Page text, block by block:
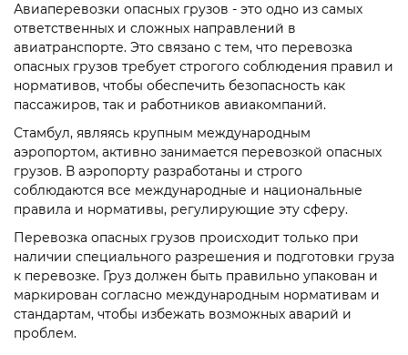
Авиаперевозки опасных грузов - это одно из самых
ответственных и сложных направлений в
авиатранспорте. Это связано с тем, что перевозка
опасных грузов требует строгого соблюдения правил и
нормативов, чтобы обеспечить безопасность как
пассажиров, так и работников авиакомпаний.
Стамбул, являясь крупным международным
аэропортом, активно занимается перевозкой опасных
грузов. В аэропорту разработаны и строго
соблюдаются все международные и национальные
правила и нормативы, регулирующие эту сферу.
Перевозка опасных грузов происходит только при
наличии специального разрешения и подготовки груза
к перевозке. Груз должен быть правильно упакован и
маркирован согласно международным нормативам и
стандартам, чтобы избежать возможных аварий и
проблем.